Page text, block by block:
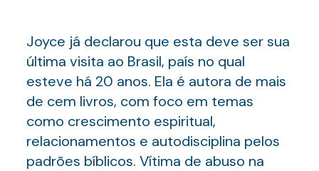
Joyce já declarou que esta deve ser sua
última visita ao Brasil, país no qual
esteve há 20 anos. Ela é autora de mais
de cem livros, com foco em temas
como crescimento espiritual,
relacionamentos e autodisciplina pelos
padrões bíblicos. Vítima de abuso na